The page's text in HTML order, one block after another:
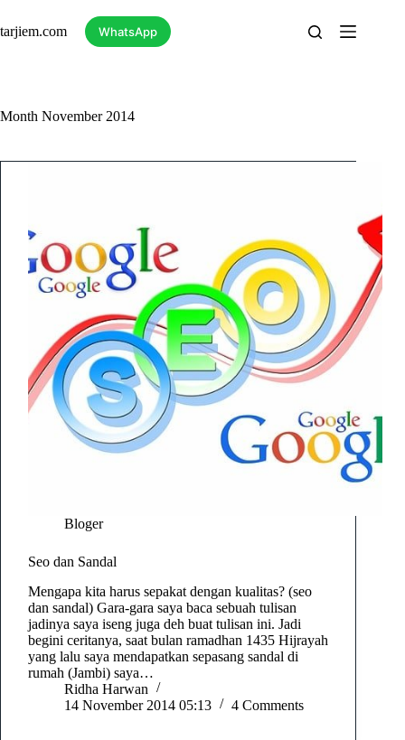
content
tarjiem.com WhatsApp
Month November 2014
Bloger
Seo dan Sandal
Mengapa kita harus sepakat dengan kualitas? (seo
dan sandal) Gara-gara saya baca sebuah tulisan
jadinya saya iseng juga deh buat tulisan ini. Jadi
begini ceritanya, saat bulan ramadhan 1435 Hijrayah
yang lalu saya mendapatkan sepasang sandal di
rumah (Jambi) saya…
Ridha Harwan
14 November 2014 05:13
4 Comments